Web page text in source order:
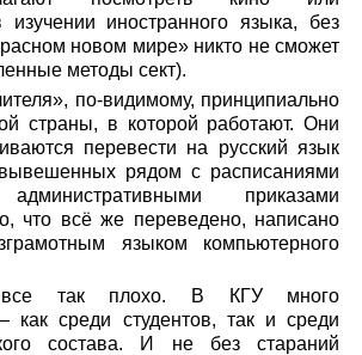
изучении иностранного языка, без
новом мире» никто не сможет
методы сект).
по-видимому, принципиально
страны, в которой работают. Они
перевести на русский язык
рядом с расписаниями
приказами
что всё же переведено, написано
языком компьютерного
так плохо. В КГУ много
как среди студентов, так и среди
состава. И не без стараний